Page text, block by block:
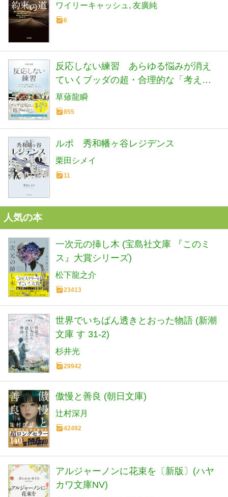
ワイリーキャッシュ 友廣純
6
反応しない練習 あらゆる悩みが消え
ていくブッダの超・合理的な「考え
方」
草薙龍瞬
855
ルポ 秀和幡ヶ谷レジデンス
栗田シメイ
11
人気の本
一次元の挿し木 (宝島社文庫 『このミ
ス』大賞シリーズ)
松下龍之介
23413
世界でいちばん透きとおった物語 (新潮
文庫 す 31-2)
杉井光
29942
傲慢と善良 (朝日文庫)
辻村深月
42492
アルジャーノンに花束を〔新版〕(ハヤ
カワ文庫NV)